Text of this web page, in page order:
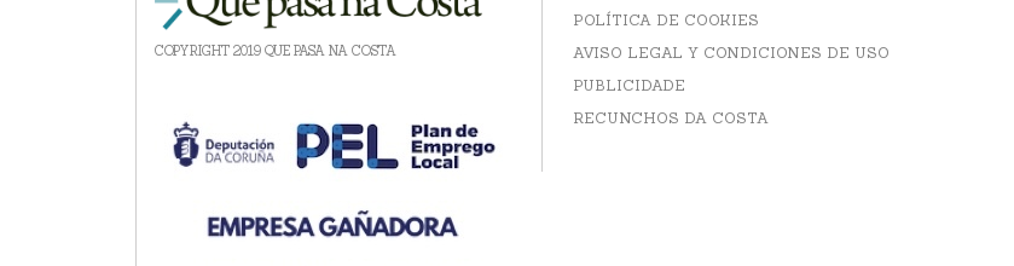
COPYRIGHT 2019 QUE PASA NA COSTA
POLÍTICA DE COOKIES
AVISO LEGAL Y CONDICIONES DE USO
PUBLICIDADE
RECUNCHOS DA COSTA